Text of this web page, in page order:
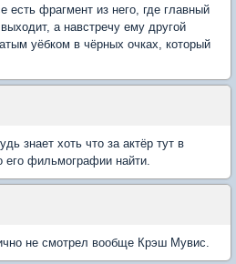
есть фрагмент из него, где главный
а навстречу ему другой
уёбком в чёрных очках, который
знает хоть что за актёр тут в
его фильмографии найти.
не смотрел вообще Крэш Мувис.